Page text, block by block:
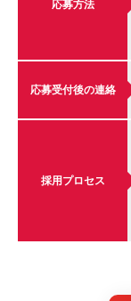
応募方法
応募受付後の連絡
採用プロセス